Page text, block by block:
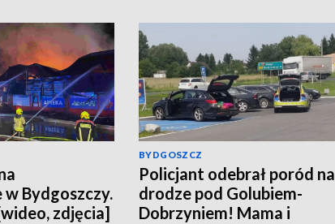
Bydgoszczy.
zdjęcia]
BYDGOSZCZ
Policjant odebrał poród na
drodze pod Golubiem-
Dobrzyniem! Mama i